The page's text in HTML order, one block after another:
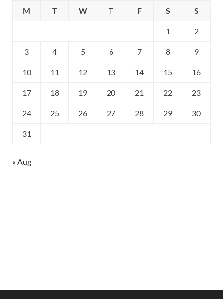
M
T W T F S S
1 2
3 4 5 6 7 8 9
10 11 12 13 14 15 16
17 18 19 20 21 22 23
24 25 26 27 28 29 30
31
« Aug